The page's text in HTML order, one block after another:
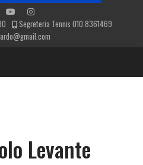
Segreteria Tennis 010.8361469
Levante